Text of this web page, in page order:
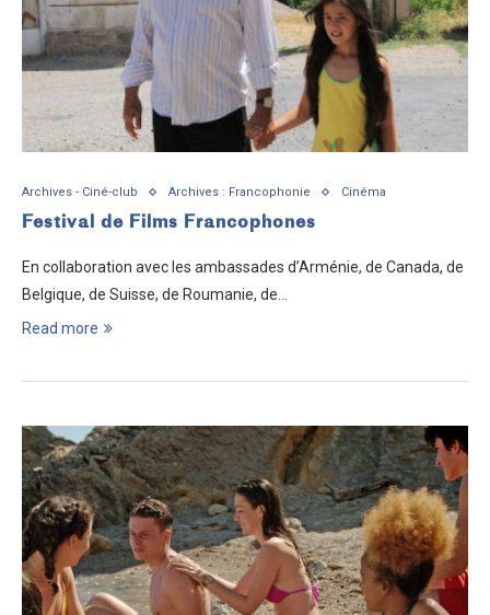
Archives - Ciné-club Archives : Francophonie Cinéma
Festival de Films Francophones
En collaboration avec les ambassades d’Arménie, de Canada, de
Belgique, de Suisse, de Roumanie, de…
Read more